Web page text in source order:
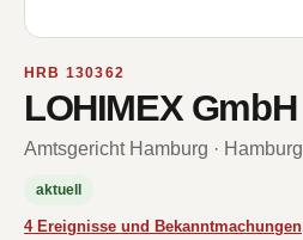
HRB 130362
LOHIMEX GmbH
Amtsgericht Hamburg · Hamburg
aktuell
4 Ereignisse und Bekanntmachungen